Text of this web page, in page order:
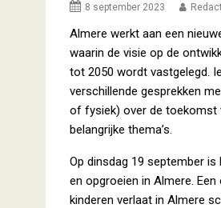
8 september 2023
Almere werkt aan een
waarin de visie op de
tot 2050 wordt vastgelegd.
verschillende gesprekken
of fysiek) over de toekomst
belangrijke thema’s.
Op dinsdag 19 september is
en opgroeien in Almere. Een
kinderen verlaat in Almere